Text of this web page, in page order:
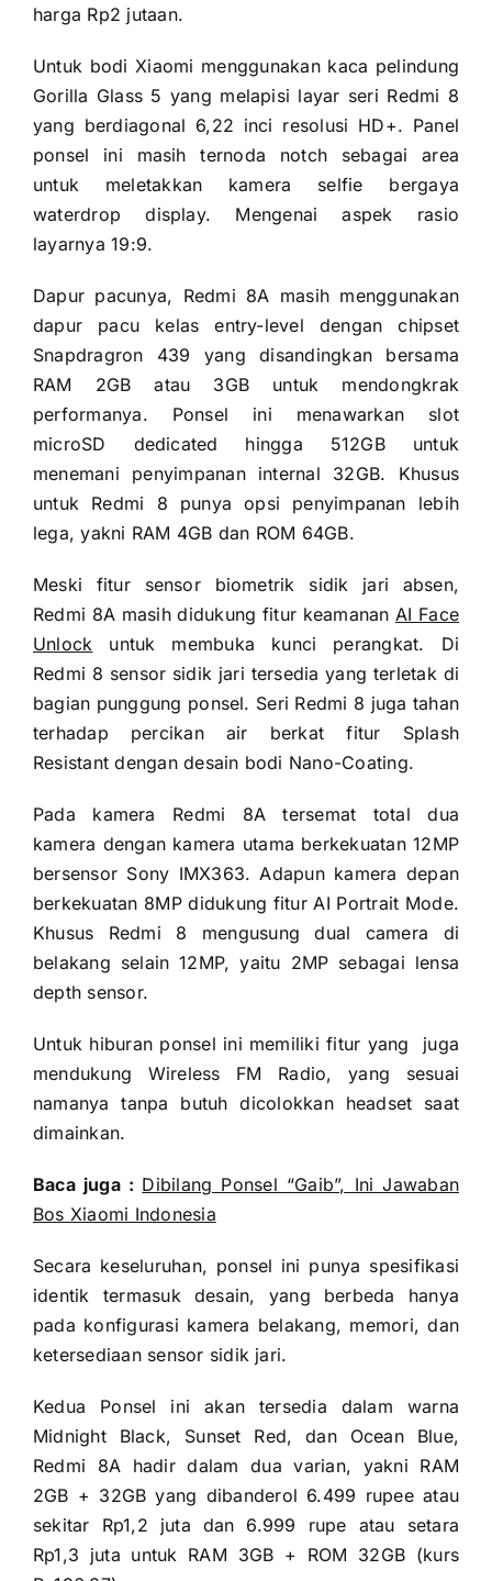
harga Rp2 jutaan.
Untuk bodi Xiaomi menggunakan kaca pelindung
Gorilla Glass 5 yang melapisi layar seri Redmi 8
yang berdiagonal 6,22 inci resolusi HD+. Panel
ponsel ini masih ternoda notch sebagai area
untuk meletakkan kamera selfie bergaya
waterdrop display. Mengenai aspek rasio
layarnya 19:9.
Dapur pacunya, Redmi 8A masih menggunakan
dapur pacu kelas entry-level dengan chipset
Snapdragron 439 yang disandingkan bersama
RAM 2GB atau 3GB untuk mendongkrak
performanya. Ponsel ini menawarkan slot
microSD dedicated hingga 512GB untuk
menemani penyimpanan internal 32GB. Khusus
untuk Redmi 8 punya opsi penyimpanan lebih
lega, yakni RAM 4GB dan ROM 64GB.
Meski fitur sensor biometrik sidik jari absen,
Redmi 8A masih didukung fitur keamanan AI Face
Unlock untuk membuka kunci perangkat. Di
Redmi 8 sensor sidik jari tersedia yang terletak di
bagian punggung ponsel. Seri Redmi 8 juga tahan
terhadap percikan air berkat fitur Splash
Resistant dengan desain bodi Nano-Coating.
Pada kamera Redmi 8A tersemat total dua
kamera dengan kamera utama berkekuatan 12MP
bersensor Sony IMX363. Adapun kamera depan
berkekuatan 8MP didukung fitur AI Portrait Mode.
Khusus Redmi 8 mengusung dual camera di
belakang selain 12MP, yaitu 2MP sebagai lensa
depth sensor.
Untuk hiburan ponsel ini memiliki fitur yang juga
mendukung Wireless FM Radio, yang sesuai
namanya tanpa butuh dicolokkan headset saat
dimainkan.
Baca juga : Dibilang Ponsel “Gaib”, Ini Jawaban
Bos Xiaomi Indonesia
Secara keseluruhan, ponsel ini punya spesifikasi
identik termasuk desain, yang berbeda hanya
pada konfigurasi kamera belakang, memori, dan
ketersediaan sensor sidik jari.
Kedua Ponsel ini akan tersedia dalam warna
Midnight Black, Sunset Red, dan Ocean Blue,
Redmi 8A hadir dalam dua varian, yakni RAM
2GB + 32GB yang dibanderol 6.499 rupee atau
sekitar Rp1,2 juta dan 6.999 rupe atau setara
Rp1,3 juta untuk RAM 3GB + ROM 32GB (kurs